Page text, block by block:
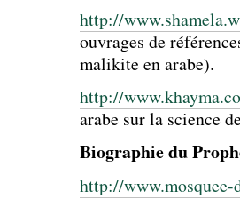
http://
ouvrages de
malikite en arabe).
http://
arabe sur la science
Biographie du
http://